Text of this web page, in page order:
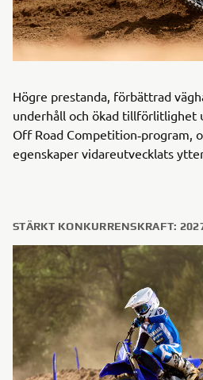
Högre prestanda, förbättrad
underhåll och ökad tillförlitlighet
Off Road Competition‑program,
egenskaper vidareutvecklats
STÄRKT KONKURRENSKRAFT: